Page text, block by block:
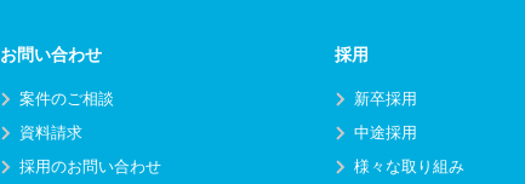
お問い合わせ
案件のご相談
資料請求
採用のお問い合わせ
採用
新卒採用
中途採用
様々な取り組み